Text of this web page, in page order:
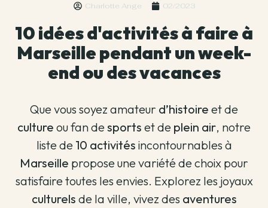
Charlotte Ange 02/2023
10 idées d'activités à faire à
Marseille pendant un week-
end ou des vacances
Que vous soyez amateur d’histoire et de
culture ou fan desports et de plein air, notre
liste de 10 activités incontournables à
Marseille propose une variété de choix pour
satisfaire toutes les envies. Explorez les joyaux
culturels de la ville, vivez des aventures